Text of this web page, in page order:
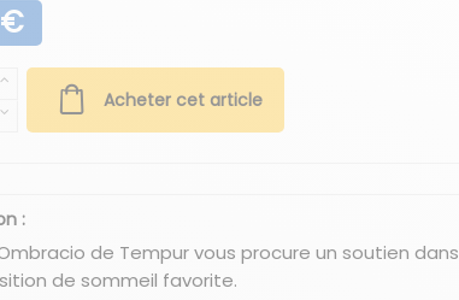
Acheter cet article
:
Ombracio de Tempur vous procure un soutien dans
de sommeil favorite.